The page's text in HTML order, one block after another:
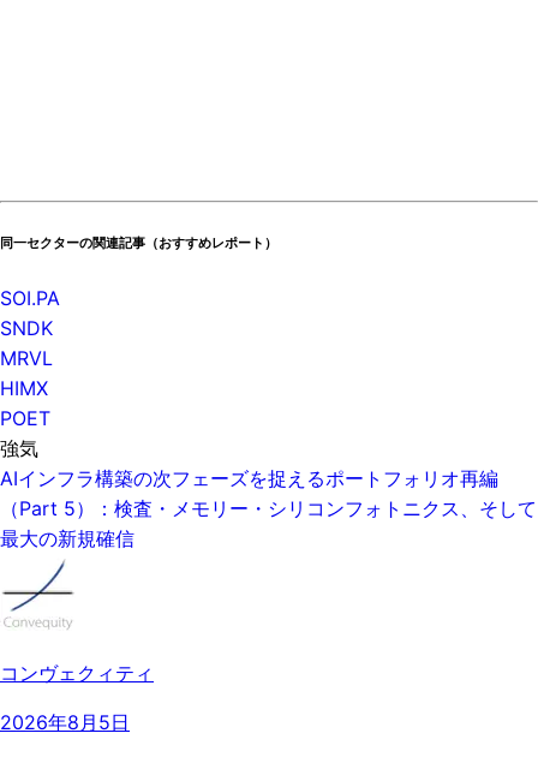
同一セクターの関連記事（おすすめレポート）
SOI.PA
SNDK
MRVL
HIMX
POET
強気
AIインフラ構築の次フェーズを捉えるポートフォリオ再編
（Part 5）：検査・メモリー・シリコンフォトニクス、そして
最大の新規確信
コンヴェクィティ
2026年8月5日